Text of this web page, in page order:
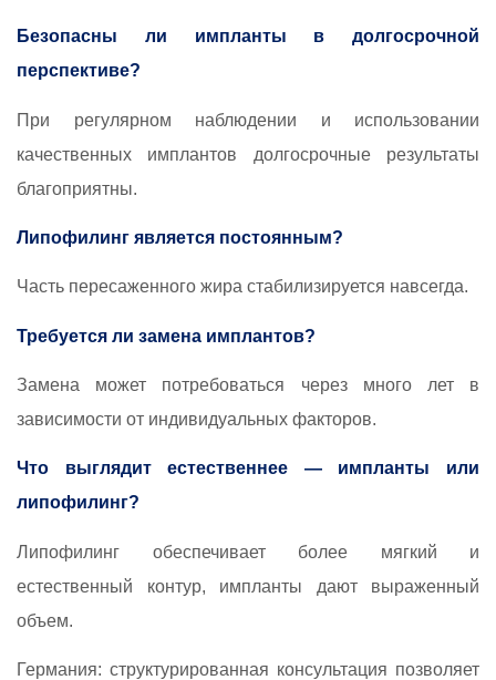
Безопасны ли импланты в долгосрочной
перспективе?
При регулярном наблюдении и использовании
качественных имплантов долгосрочные результаты
благоприятны.
Липофилинг является постоянным?
Часть пересаженного жира стабилизируется навсегда.
Требуется ли замена имплантов?
Замена может потребоваться через много лет в
зависимости от индивидуальных факторов.
Что выглядит естественнее — импланты или
липофилинг?
Липофилинг обеспечивает более мягкий и
естественный контур, импланты дают выраженный
объем.
Германия: структурированная консультация позволяет